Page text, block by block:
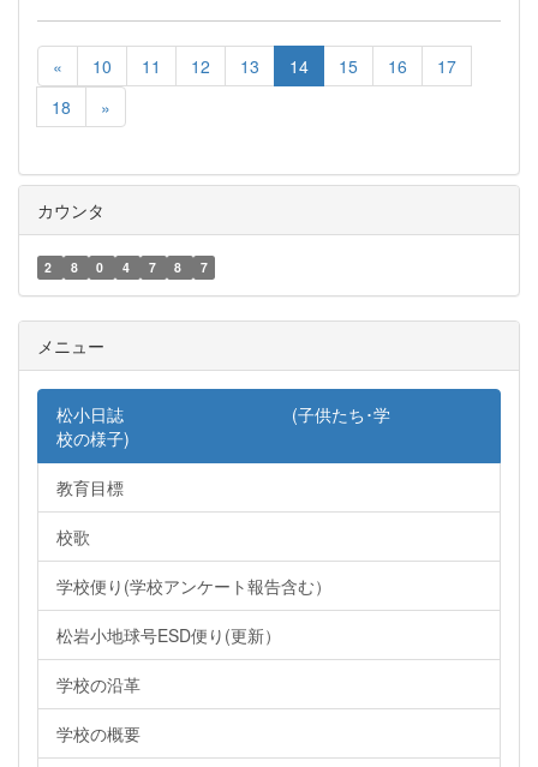
« 10 11 12 13 14 15 16
17
18
»
カウンタ
2 8 0 4 7 8 7
メニュー
松小日誌 (子供たち･学
校の様子)
教育目標
校歌
学校便り(学校アンケート報告含む）
松岩小地球号ESD便り(更新）
学校の沿革
学校の概要